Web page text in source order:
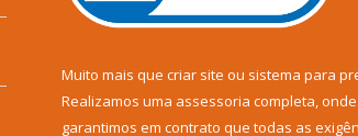
Muito mais que criar site ou sistema para
Realizamos uma assessoria completa, onde
garantimos em contrato que todas as